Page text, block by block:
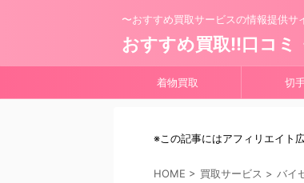
〜おすすめ買取サービスの情報提供サ
おすすめ買取!!口コミ
着物買取 切
※この記事にはアフィリエイト
HOME > 買取サービス > バイ